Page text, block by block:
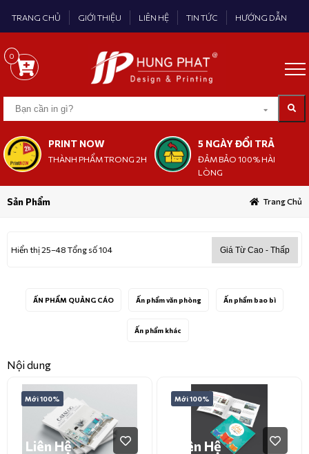
TRANG CHỦ GIỚI THIỆU LIÊN HỆ TIN TỨC HƯỚNG DẪN
0
PRINT NOW
THÀNH PHẨM TRONG 2H
5 NGÀY ĐỔI TRẢ
ĐẢM BẢO 100% HÀI
LÒNG
Sản Phẩm Trang Chủ
Hiển thị 25–48 Tổng số 104
ẤN PHẨM QUẢNG CÁO Ấn phẩm văn phòng Ấn phẩm bao bì
Ấn phẩm khác
Nội dung
Mới 100%
Liên Hệ
Mới 100%
Liên Hệ